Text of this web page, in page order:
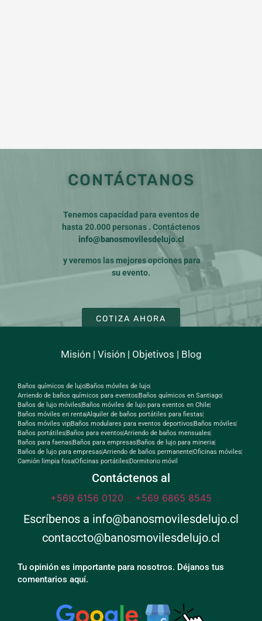
CONTÁCTANOS
Tenemos capacidad para eventos de
hasta 20.000 personas . Contáctenos
info@banosmovilesdelujo.cl
y veremos las mejores opciones para
su evento.
COTIZA AHORA
Misión| Visión| Objetivos | Blog
Baños químicos de lujoBaños móviles de lujo
Arriendo de baños químicos para eventos Baños químicos en Santiago
Baños de lujo móviles Baños móviles de lujo para eventos en Chile
Baños móviles en rentaAlquiler de baños portátiles para fiestas
Baños móviles vipBaños modulares para eventos deportivos Baños móviles
Baños portátiles Baños para eventosArriendo de baños mensuales
Baños para faenas Baños para empresas Baños de lujo para mineria
Baños de lujo para empresasArriendo de baños permanenteOficinas móviles
Camión limpia fosaOficinas portátiles Dormitorio móvil
Contáctenos al
+569 6156 0120 o +569 6865 8545
Escríbenos a info@banosmovilesdelujo.cl
contaccto@banosmovilesdelujo.cl
Tu opinión es importante para nosotros. Déjanos tus
comentarios aquí.